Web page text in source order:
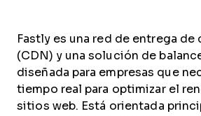
Fastly es una red de entrega
(CDN) y una solución de
diseñada para empresas que
tiempo real para optimizar el
sitios web. Está orientada